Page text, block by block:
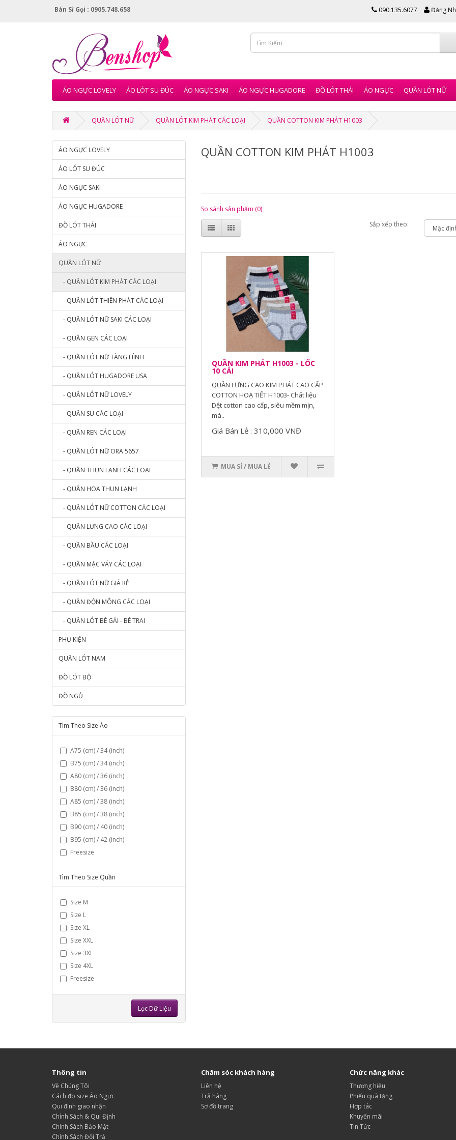
Bán Sỉ Gọi : 0905.748.658 090.135.6077 Đăng
ÁO NGỰC LOVELY ÁO LÓT SU ĐÚC ÁO NGỰC SAKI ÁO NGỰC HUGADORE ĐỒ LÓT THÁI ÁO NGỰC QUẦN LÓT NỮ
QUẦN LÓT NỮ QUẦN LÓT KIM PHÁT CÁC LOẠI QUẦN COTTON KIM PHÁT H1003
ÁO NGỰC LOVELY
ÁO LÓT SU ĐÚC
ÁO NGỰC SAKI
ÁO NGỰC HUGADORE
ĐỒ LÓT THÁI
ÁO NGỰC
QUẦN LÓT NỮ
- QUẦN LÓT KIM PHÁT CÁC LOẠI
- QUẦN LÓT THIÊN PHÁT CÁC LOẠI
- QUẦN LÓT NỮ SAKI CÁC LOẠI
- QUẦN GEN CÁC LOẠI
- QUẦN LÓT NỮ TÀNG HÌNH
- QUẦN LÓT HUGADORE USA
- QUẦN LÓT NỮ LOVELY
- QUẦN SU CÁC LOẠI
- QUẦN REN CÁC LOẠI
- QUẦN LÓT NỮ ORA 5657
- QUẦN THUN LẠNH CÁC LOẠI
- QUẦN HOA THUN LẠNH
- QUẦN LÓT NỮ COTTON CÁC LOẠI
- QUẦN LƯNG CAO CÁC LOẠI
- QUẦN BẦU CÁC LOẠI
- QUẦN MẶC VÁY CÁC LOẠI
- QUẦN LÓT NỮ GIÁ RẺ
- QUẦN ĐỘN MÔNG CÁC LOẠI
- QUẦN LÓT BÉ GÁI - BÉ TRAI
PHỤ KIỆN
QUẦN LÓT NAM
ĐỒ LÓT BỘ
ĐỒ NGỦ
Tìm Theo Size Áo
A75 (cm) / 34 (inch)
B75 (cm) / 34 (inch)
A80 (cm) / 36 (inch)
B80 (cm) / 36 (inch)
A85 (cm) / 38 (inch)
B85 (cm) / 38 (inch)
B90 (cm) / 40 (inch)
B95 (cm) / 42 (inch)
Freesize
Tìm Theo Size Quần
Size M
Size L
Size XL
Size XXL
Size 3XL
Size 4XL
Freesize
Lọc Dữ Liệu
QUẦN COTTON KIM PHÁT H1003
So sánh sản phẩm (0)
Sắp xếp theo:
QUẦN KIM PHÁT H1003 - LỐC
10 CÁI
QUẦN LƯNG CAO KIM PHÁT CAO CẤP
COTTON HOẠ TIẾT H1003- Chất liệu
Dệt cotton cao cấp, siêu mềm mịn,
má..
Giá Bán Lẻ : 310,000 VNĐ
MUA SỈ / MUA LẺ
Thông tin
Về Chúng Tôi
Cách đo size Áo Ngực
Qui định giao nhận
Chính Sách & Qui Định
Chính Sách Bảo Mật
Chính Sách Đổi Trả
Chăm sóc khách hàng
Liên hệ
Trả hàng
Sơ đồ trang
Chức năng khác
Thương hiệu
Phiếu quà tặng
Hợp tác
Khuyến mãi
Tin Tức